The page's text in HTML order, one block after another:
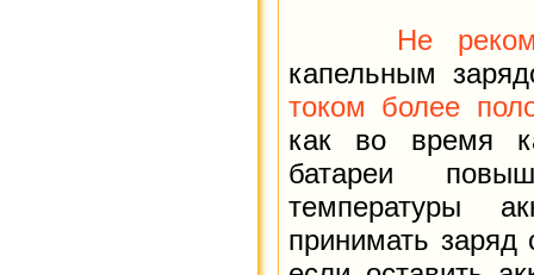
Не
капельным
током более
как во время
батареи
температуры
принимать заряд